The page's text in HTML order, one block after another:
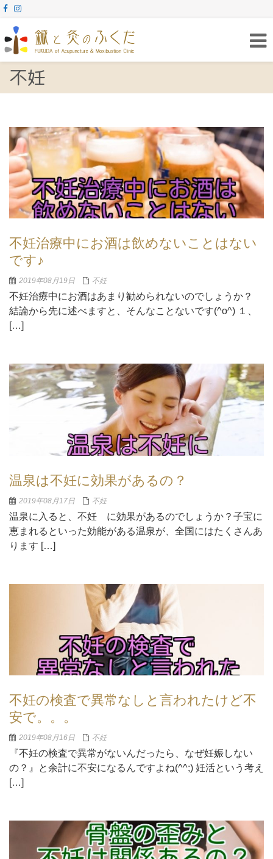
不妊
不妊治療中にお酒は飲めないことはない
です♪
2019年08月19日 不妊
不妊治療中にお酒はあまり勧められないのでしょうか？
結論から先に述べますと、そんなことないです(^o^) １、
[…]
温泉は不妊に効果があるの？
2019年08月17日 不妊
温泉に入ると、不妊 に効果があるのでしょうか？子宝に
恵まれるといった効能がある温泉が、全国にはたくさんあ
ります […]
不妊の検査で異常なしと言われたけど不
安で。。。
2019年08月16日 不妊
『不妊の検査で異常がないんだったら、なぜ妊娠しない
の？』と余計に不安になるんですよね(^^;) 妊活という考え
[…]